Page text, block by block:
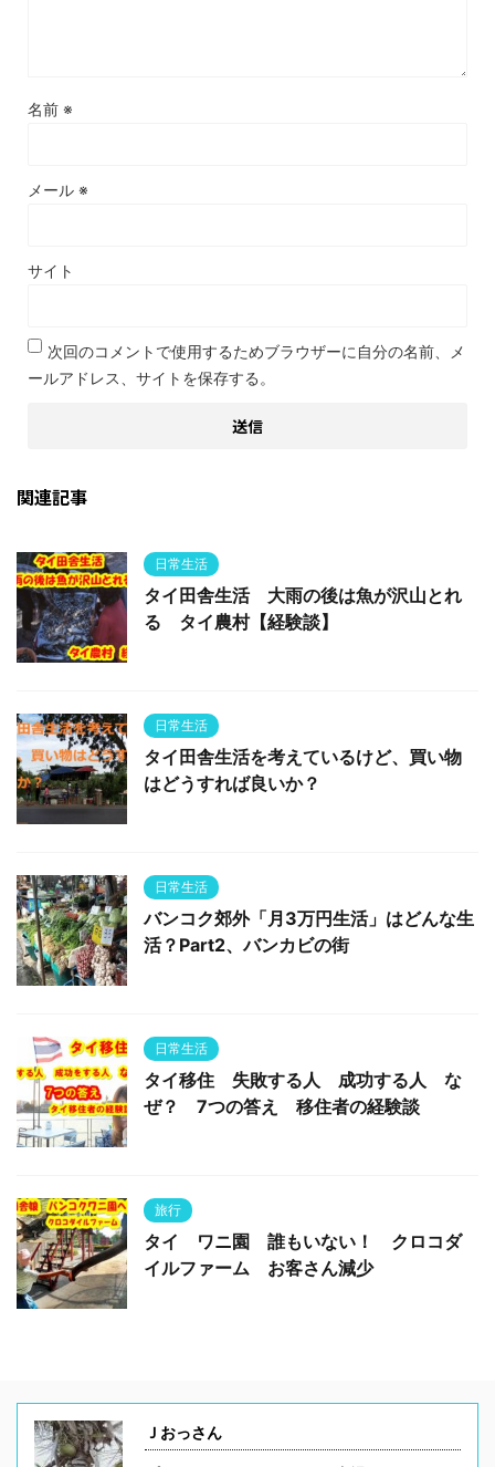
名前 ※
メール ※
サイト
次回のコメントで使用するためブラウザーに自分の名前、メ
ールアドレス、サイトを保存する。
関連記事
日常生活
タイ田舎生活 大雨の後は魚が沢山とれ
る タイ農村【経験談】
日常生活
タイ田舎生活を考えているけど、買い物
はどうすれば良いか？
日常生活
バンコク郊外「月3万円生活」はどんな生
活？Part2、バンカビの街
日常生活
タイ移住 失敗する人 成功する人 な
ぜ？ 7つの答え 移住者の経験談
旅行
タイ ワニ園 誰もいない！ クロコダ
イルファーム お客さん減少
Ｊおっさん